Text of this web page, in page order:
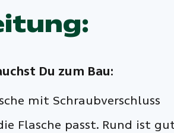
Du zum Bau:
mit Schraubverschluss
Flasche passt. Rund ist